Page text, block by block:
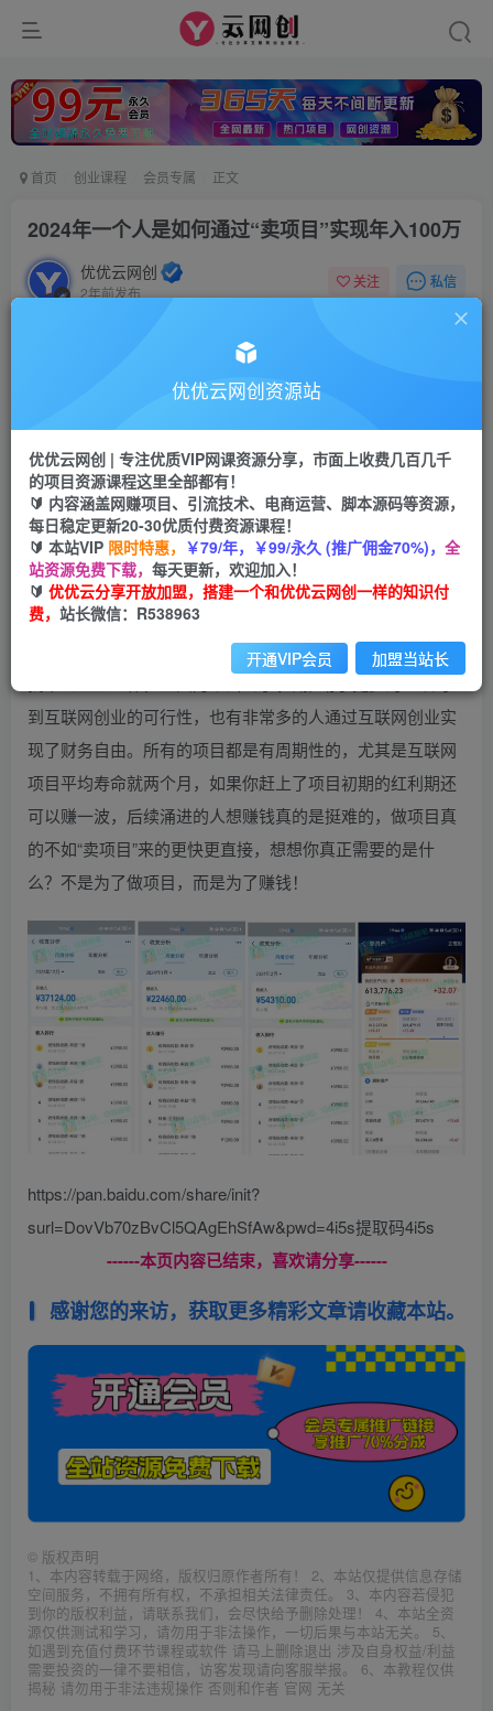
首页 创业课程 会员专属 正文
2024年一个人是如何通过“卖项目”实现年入100万
优优云网创
2年前发布
关注 私信
2024年我通过“卖项目”这一个项目实现了100W＋的净利润，
这几年整体经济不景气，很多大厂都在裁员，越来越多的人
找不到理想工作，也因为“口罩”的缘故推动了更多的人认可
到互联网创业的可行性，也有非常多的人通过互联网创业实
现了财务自由。所有的项目都是有周期性的，尤其是互联网
项目平均寿命就两个月，如果你赶上了项目初期的红利期还
可以赚一波，后续涌进的人想赚钱真的是挺难的，做项目真
的不如“卖项目”来的更快更直接，想想你真正需要的是什
么？不是为了做项目，而是为了赚钱！
https://pan.baidu.com/share/init?
surl=DovVb70zBvCl5QAgEhSfAw&pwd=4i5s提取码4i5s
------本页内容已结束，喜欢请分享------
感谢您的来访，获取更多精彩文章请收藏本站。
© 版权声明
1、本内容转载于网络，版权归原作者所有！ 2、本站仅提供信息存储
空间服务，不拥有所有权，不承担相关法律责任。 3、本内容若侵犯
到你的版权利益，请联系我们，会尽快给予删除处理！ 4、本站全资
源仅供测试和学习，请勿用于非法操作，一切后果与本站无关。 5、
如遇到充值付费环节课程或软件 请马上删除退出 涉及自身权益/利益
需要投资的一律不要相信，访客发现请向客服举报。 6、本教程仅供
揭秘 请勿用于非法违规操作 否则和作者 官网 无关
优优云网创资源站
优优云网创 | 专注优质VIP网课资源分享，市面上收费几百几千
的项目资源课程这里全部都有！
🔰 内容涵盖网赚项目、引流技术、电商运营、脚本源码等资源，
每日稳定更新20-30优质付费资源课程！
🔰 本站VIP 限时特惠， ￥79/年，￥99/永久 (推广佣金70%)， 全
站资源免费下载， 每天更新，欢迎加入！
🔰 优优云分享开放加盟，搭建一个和优优云网创一样的知识付
费， 站长微信：R538963
开通VIP会员 加盟当站长